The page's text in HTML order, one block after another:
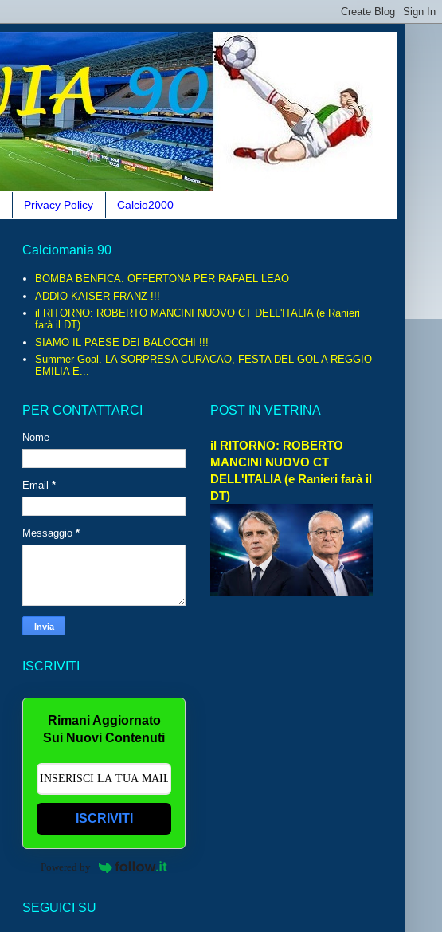
Privacy Policy Calcio2000
Calciomania 90
BOMBA BENFICA: OFFERTONA PER RAFAEL LEAO
ADDIO KAISER FRANZ !!!
il RITORNO: ROBERTO MANCINI NUOVO CT DELL'ITALIA (e Ranieri
farà il DT)
SIAMO IL PAESE DEI BALOCCHI !!!
Summer Goal. LA SORPRESA CURACAO, FESTA DEL GOL A REGGIO
EMILIA E...
PER CONTATTARCI
Nome
Email *
Messaggio *
ISCRIVITI
Rimani Aggiornato
Sui Nuovi Contenuti
ISCRIVITI
Powered by
SEGUICI SU
POST IN VETRINA
il RITORNO: ROBERTO
MANCINI NUOVO CT
DELL'ITALIA (e Ranieri farà il
DT)